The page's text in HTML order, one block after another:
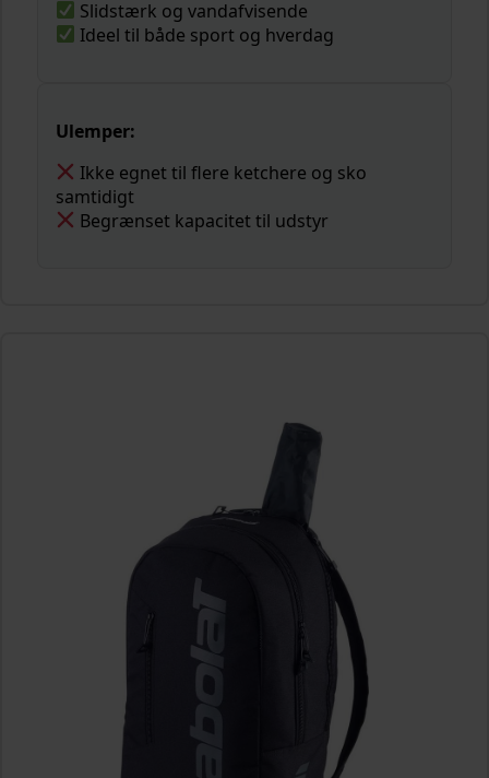
Slidstærk og vandafvisende
Ideel til både sport og hverdag
Ulemper:
Ikke egnet til flere ketchere og sko
samtidigt
Begrænset kapacitet til udstyr